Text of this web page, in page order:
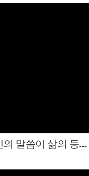
#57 당신의 말씀이 삶의 등불 되어